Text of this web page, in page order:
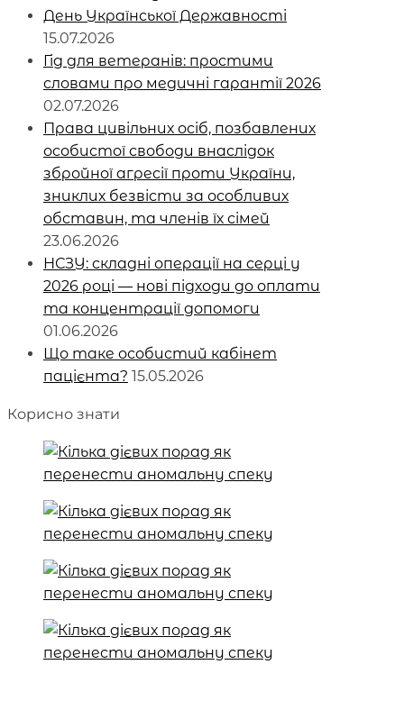
День Української Державності
15.07.2026
Гід для ветеранів: простими
словами про медичні гарантії 2026
02.07.2026
Права цивільних осіб, позбавлених
особистої свободи внаслідок
збройної агресії проти України,
зниклих безвісти за особливих
обставин, та членів їх сімей
23.06.2026
НСЗУ: складні операції на серці у
2026 році — нові підходи до оплати
та концентрації допомоги
01.06.2026
Що таке особистий кабінет
пацієнта? 15.05.2026
Корисно знати